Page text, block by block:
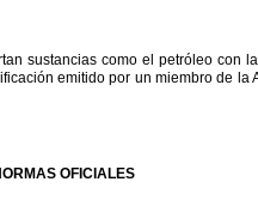
sustancias como el petróleo con la
emitido por un miembro de la
OFICIALES